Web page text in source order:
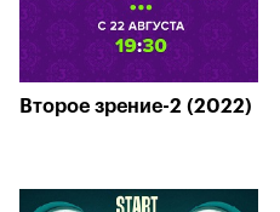
Второе зрение-2 (2022)